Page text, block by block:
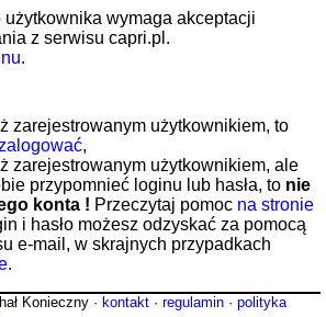
wymaga akceptacji
z serwisu capri.pl.
.
zarejestrowanym użytkownikiem, to
,
zarejestrowanym użytkownikiem, ale
przypomnieć loginu lub hasła, to nie
konta ! Przeczytaj pomoc na stronie
i hasło możesz odzyskać za pomocą
e-mail, w skrajnych przypadkach
.
Konieczny · kontakt · regulamin · polityka